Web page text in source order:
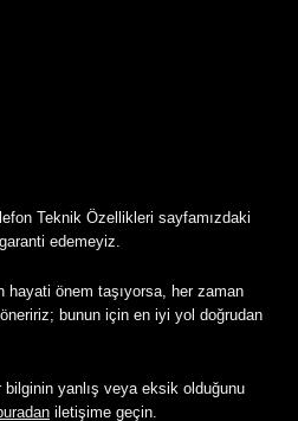
Teknik Özellikleri sayfamızdaki
edemeyiz.
önem taşıyorsa, her zaman
öneririz; bunun için en iyi yol doğrudan
yanlış veya eksik olduğunu
iletişime geçin.